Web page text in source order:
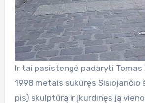
Ir tai pasistengė padaryti Tomas
1998 metais sukūręs Sisiojančio
pis) skulptūrą ir įkurdinęs ją